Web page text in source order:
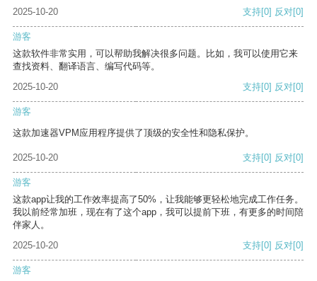
2025-10-20
支持[0] 反对[0]
游客
这款软件非常实用，可以帮助我解决很多问题。比如，我可以使用它来
查找资料、翻译语言、编写代码等。
2025-10-20
支持[0] 反对[0]
游客
这款加速器VPM应用程序提供了顶级的安全性和隐私保护。
2025-10-20 支持[0] 反对[0]
游客
这款app让我的工作效率提高了50%，让我能够更轻松地完成工作任务。
我以前经常加班，现在有了这个app，我可以提前下班，有更多的时间陪
伴家人。
2025-10-20
支持[0] 反对[0]
游客